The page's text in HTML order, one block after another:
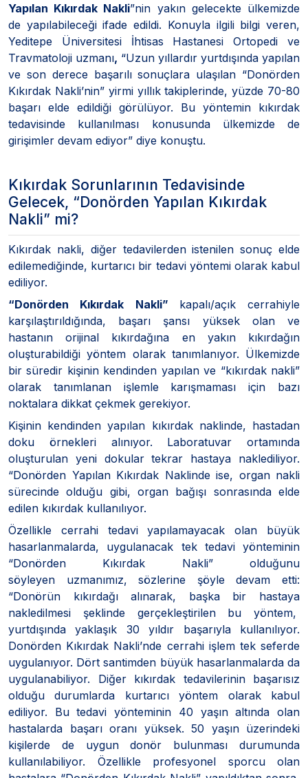
Yapılan Kıkırdak Nakli”nin yakın gelecekte ülkemizde
de yapılabileceği ifade edildi. Konuyla ilgili bilgi veren,
Yeditepe Üniversitesi İhtisas Hastanesi Ortopedi ve
Travmatoloji uzmanı, “Uzun yıllardır yurtdışında yapılan
ve son derece başarılı sonuçlara ulaşılan “Donörden
Kıkırdak Nakli’nin” yirmi yıllık takiplerinde, yüzde 70-80
başarı elde edildiği görülüyor. Bu yöntemin kıkırdak
tedavisinde kullanılması konusunda ülkemizde de
girişimler devam ediyor” diye konuştu.
Kıkırdak Sorunlarının Tedavisinde
Gelecek, “Donörden Yapılan Kıkırdak
Nakli” mi?
Kıkırdak nakli, diğer tedavilerden istenilen sonuç elde
edilemediğinde, kurtarıcı bir tedavi yöntemi olarak kabul
ediliyor.
“Donörden Kıkırdak Nakli” kapalı/açık cerrahiyle
karşılaştırıldığında, başarı şansı yüksek olan ve
hastanın orijinal kıkırdağına en yakın kıkırdağın
oluşturabildiği yöntem olarak tanımlanıyor. Ülkemizde
bir süredir kişinin kendinden yapılan ve “kıkırdak nakli”
olarak tanımlanan işlemle karışmaması için bazı
noktalara dikkat çekmek gerekiyor.
Kişinin kendinden yapılan kıkırdak naklinde, hastadan
doku örnekleri alınıyor. Laboratuvar ortamında
oluşturulan yeni dokular tekrar hastaya naklediliyor.
“Donörden Yapılan Kıkırdak Naklinde ise, organ nakli
sürecinde olduğu gibi, organ bağışı sonrasında elde
edilen kıkırdak kullanılıyor.
Özellikle cerrahi tedavi yapılamayacak olan büyük
hasarlanmalarda, uygulanacak tek tedavi yönteminin
“Donörden Kıkırdak Nakli” olduğunu
söyleyen uzmanımız, sözlerine şöyle devam etti:
“Donörün kıkırdağı alınarak, başka bir hastaya
nakledilmesi şeklinde gerçekleştirilen bu yöntem,
yurtdışında yaklaşık 30 yıldır başarıyla kullanılıyor.
Donörden Kıkırdak Nakli’nde cerrahi işlem tek seferde
uygulanıyor. Dört santimden büyük hasarlanmalarda da
uygulanabiliyor. Diğer kıkırdak tedavilerinin başarısız
olduğu durumlarda kurtarıcı yöntem olarak kabul
ediliyor. Bu tedavi yönteminin 40 yaşın altında olan
hastalarda başarı oranı yüksek. 50 yaşın üzerindeki
kişilerde de uygun donör bulunması durumunda
kullanılabiliyor. Özellikle profesyonel sporcu olan